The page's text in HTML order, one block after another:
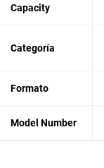
Capacity
Categoría
Formato
Model Number